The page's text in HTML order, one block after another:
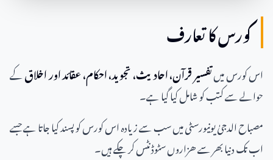
کورس کا تعارف
اس کورس میںتفسیر قرآن، احادیث، تجوید، احکام، عقائد اور اخلاقکے
حوالے سے کتب کو شامل کیا گیا ہے۔
مصباح الدجیٰ یونیورسٹی میں سب سے زیادہ اس کورس کو پسند کیا جاتا ہے جسے
اب تک دنیا بھر سے ھزاروں سٹوڈنٹس کر چکے ہیں۔